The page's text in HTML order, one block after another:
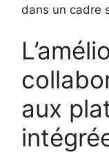
dans un cadre
aux